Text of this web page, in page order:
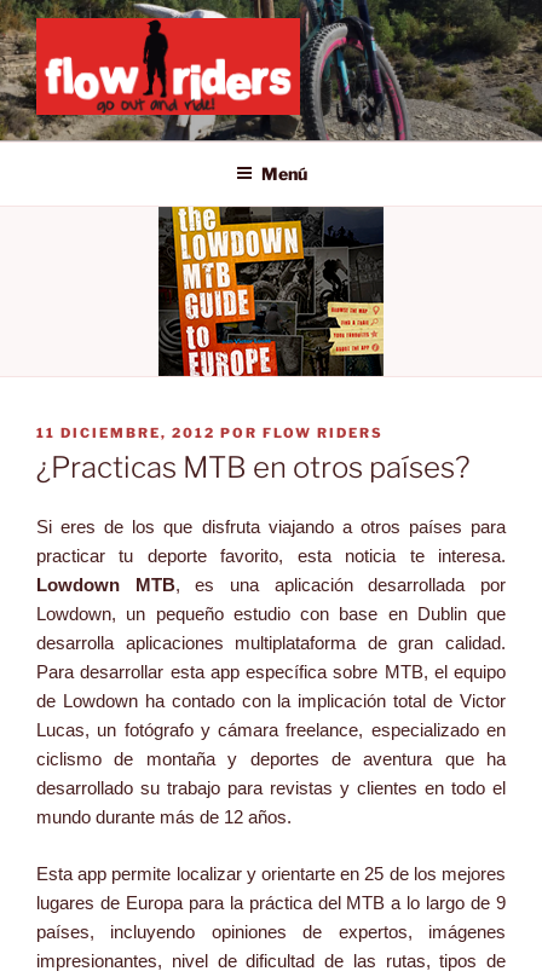
Saltar
al
contenido
GO OUT AND RIDE!
Menú
PUBLICADO
EL
11 DICIEMBRE, 2012 POR FLOW RIDERS
¿Practicas MTB en otros países?
Si eres de los que disfruta viajando a otros países para
practicar tu deporte favorito, esta noticia te interesa.
Lowdown MTB, es una aplicación desarrollada por
Lowdown, un pequeño estudio con base en Dublin que
desarrolla aplicaciones multiplataforma de gran calidad.
Para desarrollar esta app específica sobre MTB, el equipo
de Lowdown ha contado con la implicación total de Victor
Lucas, un fotógrafo y cámara freelance, especializado en
ciclismo de montaña y deportes de aventura que ha
desarrollado su trabajo para revistas y clientes en todo el
mundo durante más de 12 años.
Esta app permite localizar y orientarte en 25 de los mejores
lugares de Europa para la práctica del MTB a lo largo de 9
países, incluyendo opiniones de expertos, imágenes
impresionantes, nivel de dificultad de las rutas, tipos de